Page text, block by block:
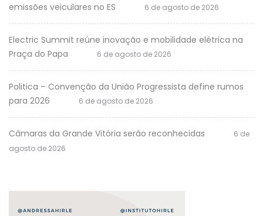
emissões veiculares no ES
6 de agosto de 2026
Electric Summit reúne inovação e mobilidade elétrica na
Praça do Papa
6 de agosto de 2026
Politica – Convenção da União Progressista define rumos
para 2026
6 de agosto de 2026
Câmaras da Grande Vitória serão reconhecidas
6 de
agosto de 2026